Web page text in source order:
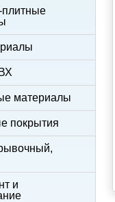
материалы
покрытия
и